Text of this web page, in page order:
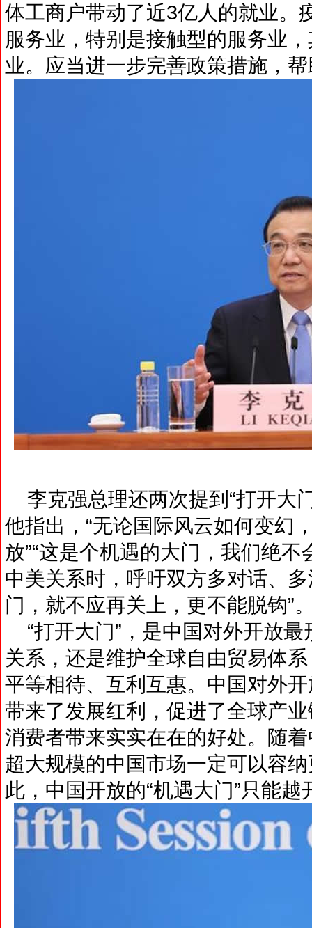
体工商户带动了近3亿人的就业。
服务业，特别是接触型的服务业
业。应当进一步完善政策措施，
李克强总理还两次提到“打开大
他指出，“无论国际风云如何变幻
放”“这是个机遇的大门，我们绝
中美关系时，呼吁双方多对话、
门，就不应再关上，更不能脱钩”
“打开大门”，是中国对外开放
关系，还是维护全球自由贸易体
平等相待、互利互惠。中国对外
带来了发展红利，促进了全球产
消费者带来实实在在的好处。随
超大规模的中国市场一定可以容
此，中国开放的“机遇大门”只能越